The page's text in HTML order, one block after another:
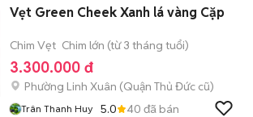
Vẹt Green Cheek Xanh lá vàng Cặp
Chim Vẹt Chim lớn (từ 3 tháng tuổi)
3.300.000 đ
Phường Linh Xuân (Quận Thủ Đức cũ)
Trân Thanh Huy 5.0 40 đã bán